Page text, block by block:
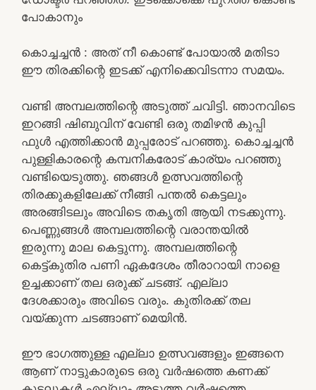
പോകാനും
കൊച്ചച്ചൻ : അത് നീ കൊണ്ട് പോയാൽ മതിടാ
ഈ തിരക്കിന്റെ ഇടക്ക് എനിക്കെവിടന്നാ സമയം.
വണ്ടി അമ്പലത്തിന്റെ അടുത്ത് ചവിട്ടി. ഞാനവിടെ
ഇറങ്ങി ഷിബുവിന് വേണ്ടി ഒരു തമിഴൻ കുപ്പി
ഫുൾ എത്തിക്കാൻ മുപ്പരോട് പറഞ്ഞു. കൊച്ചച്ചൻ
പുള്ളികാരന്റെ കമ്പനികരോട് കാര്യം പറഞ്ഞു
വണ്ടിയെടുത്തു. ഞങ്ങൾ ഉത്സവത്തിന്റെ
തിരക്കുകളിലേക്ക് നീങ്ങി പന്തൽ കെട്ടലും
അരങ്ങിടലും അവിടെ തകൃതി ആയി നടക്കുന്നു.
പെണ്ണുങ്ങൾ അമ്പലത്തിന്റെ വരാന്തയിൽ
ഇരുന്നു മാല കെട്ടുന്നു. അമ്പലത്തിന്റെ
കെട്ട്കുതിര പണി ഏകദേശം തീരാറായി നാളെ
ഉച്ചക്കാണ് തല ഒരുക്ക് ചടങ്ങ്. എല്ലാ
ദേശക്കാരും അവിടെ വരും. കുതിരക്ക് തല
വയ്ക്കുന്ന ചടങ്ങാണ് മെയിൻ.
ഈ ഭാഗത്തുള്ള എല്ലാ ഉത്സവങ്ങളും ഇങ്ങനെ
ആണ് നാട്ടുകാരുടെ ഒരു വർഷത്തെ കണക്ക്